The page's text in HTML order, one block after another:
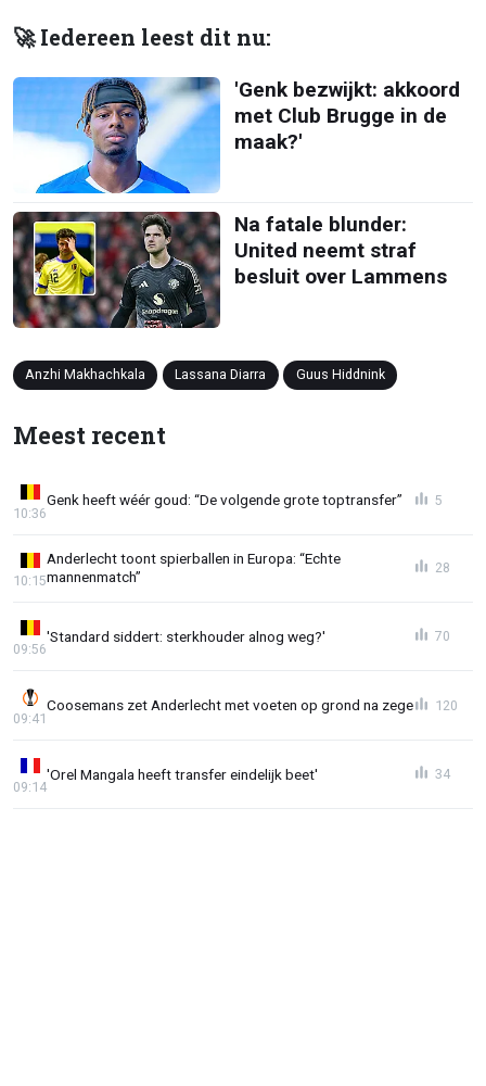
🚀 Iedereen leest dit nu:
'Genk bezwijkt: akkoord
met Club Brugge in de
maak?'
Na fatale blunder:
United neemt straf
besluit over Lammens
Anzhi Makhachkala Lassana Diarra Guus Hiddnink
Meest recent
Genk heeft wéér goud: “De volgende grote toptransfer”
10:36
5
Anderlecht toont spierballen in Europa: “Echte
mannenmatch”
10:15
28
'Standard siddert: sterkhouder alnog weg?'
09:56
70
Coosemans zet Anderlecht met voeten op grond na zege
09:41
120
'Orel Mangala heeft transfer eindelijk beet'
09:14
34